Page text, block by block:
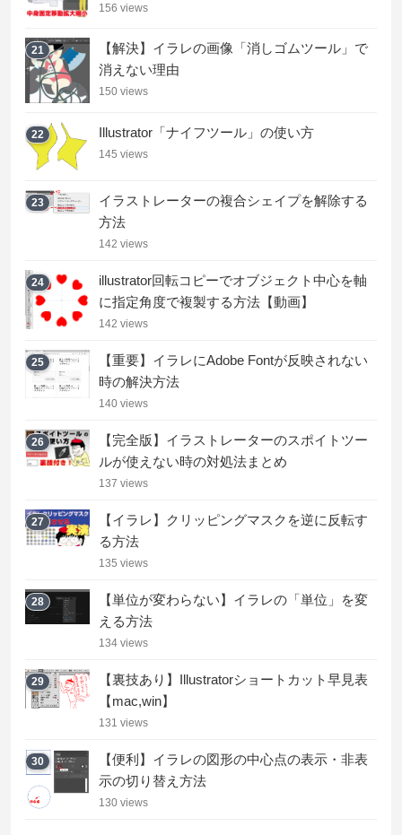
156 views
21
【解決】イラレの画像「消しゴムツール」で
消えない理由
150 views
22 Illustrator「ナイフツール」の使い方
145 views
23
イラストレーターの複合シェイプを解除する
方法
142 views
24
illustrator回転コピーでオブジェクト中心を軸
に指定角度で複製する方法【動画】
142 views
25
【重要】イラレにAdobe Fontが反映されない
時の解決方法
140 views
26
【完全版】イラストレーターのスポイトツー
ルが使えない時の対処法まとめ
137 views
27
【イラレ】クリッピングマスクを逆に反転す
る方法
135 views
28
【単位が変わらない】イラレの「単位」を変
える方法
134 views
29
【裏技あり】Illustratorショートカット早見表
【mac,win】
131 views
30
【便利】イラレの図形の中心点の表示・非表
示の切り替え方法
130 views